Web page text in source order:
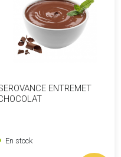
ENTREMET
En stock